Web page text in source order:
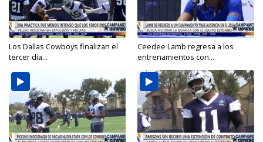
Los Dallas Cowboys finalizan el
tercer día...
Ceedee Lamb regresa a los
entrenamientos con...